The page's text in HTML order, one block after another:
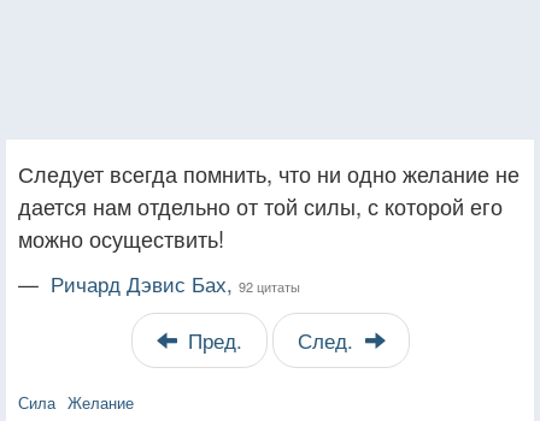
Следует всегда помнить, что ни одно желание не
дается нам отдельно от той силы, с которой его
можно осуществить!
— Ричард Дэвис Бах, 92 цитаты
Пред. След.
Сила Желание